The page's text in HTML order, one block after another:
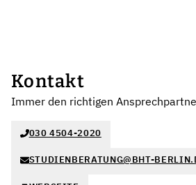
Kontakt
Immer den richtigen
030 4504-2020
STUDIENBERATUNG@BHT-